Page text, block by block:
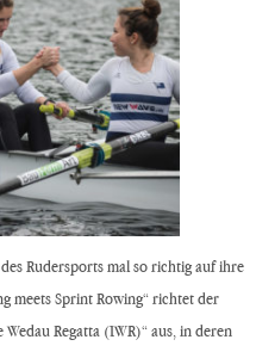
Rudersports mal so richtig auf ihre
meets Sprint Rowing“ richtet der
Regatta (IWR)“ aus, in deren